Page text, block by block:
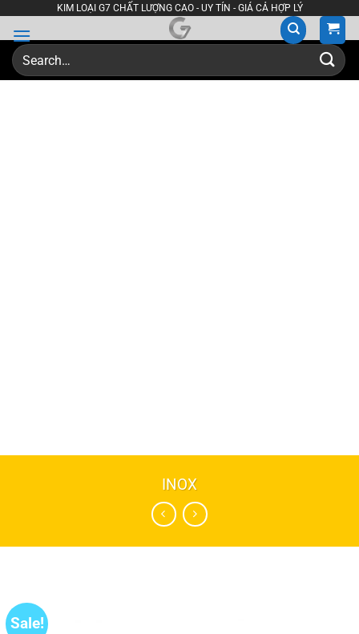
content
KIM LOẠI G7 CHẤT LƯỢNG CAO - UY TÍN - GIÁ CẢ HỢP LÝ
Search
for:
INOX
Sale!